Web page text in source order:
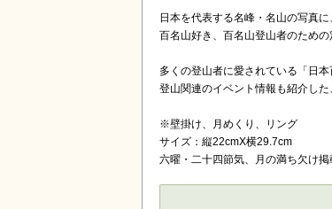
日本を代表する名峰・名山の写真
百名山好き、百名山登山者のための
多くの登山者に愛されている「日
登山関連のイベント情報も紹介し
※壁掛け、月めくり、リング
サイズ：縦22cmX横29.7cm
六曜・二十四節気、月の満ち欠け掲